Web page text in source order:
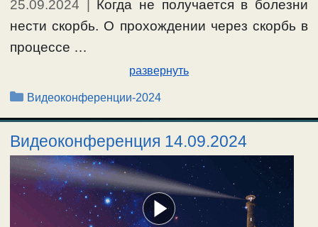
25.09.2024
Когда не получается в болезни
нести скорбь. О прохождении через скорбь в
процессе …
развернуть
Рубрики
Видеоконференции-2024
Видеоконференция 14.09.2024